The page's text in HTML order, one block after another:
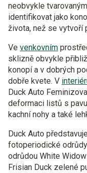
neobvykle
identifikovat jako
života, než se vytvoří
Ve venkovním
sklizně obvykle
konopí a v dobrých
dobře kvete. V
Duck Auto
deformaci listů s
kachní nohy a také
Duck Auto
fotoperiodické odrůdy
odrůdou White
Frisian Duck zelené